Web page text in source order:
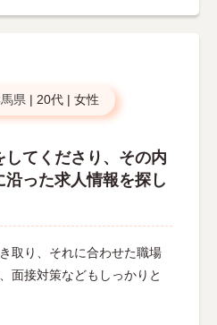
県 | 20代 | 女性
てくださり、その内
った求人情報を探し
取り、それに合わせた職場
面接対策などもしっかりと